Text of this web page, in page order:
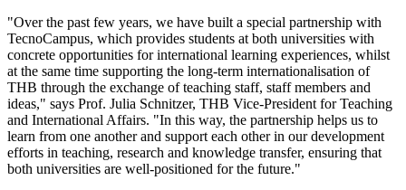
"Over the past few years, we have built a special partnership with
TecnoCampus, which provides students at both universities with
concrete opportunities for international learning experiences, whilst
at the same time supporting the long-term internationalisation of
THB through the exchange of teaching staff, staff members and
ideas," says Prof. Julia Schnitzer, THB Vice-President for Teaching
and International Affairs. "In this way, the partnership helps us to
learn from one another and support each other in our development
efforts in teaching, research and knowledge transfer, ensuring that
both universities are well-positioned for the future."